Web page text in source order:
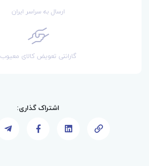
ارسال به سراسر ایران
گارانتی تعویض کالای معیوب
اشتراک گذاری: